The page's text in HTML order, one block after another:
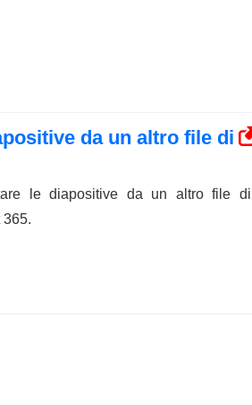
da un altro file di
le diapositive da un altro file di